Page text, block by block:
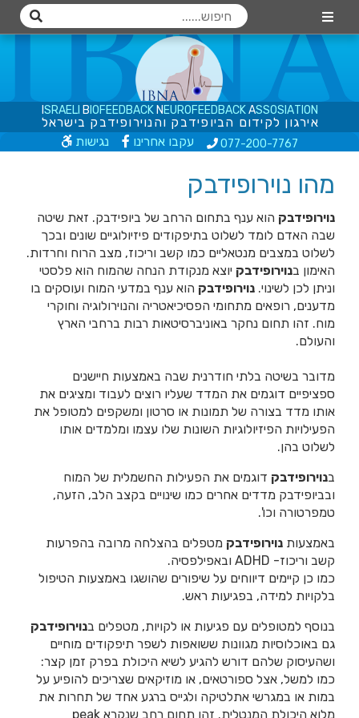
SRAELI B OFEEDBACK N EUROFEEDBACK ASSOS AT ON
אירגון לקידום הביו פידב ק והנוירופידב ק בישראל
077-200-7767 עקבו אחרינו נגישות
מכון ביוקשב - טיפול בגרייה
חשמלית tDCS בדיכאון,
אוטיזם, דיסלקציה, PTSD ו
ADHD
מהו נוירופידבק
נוירופידבק הוא ענף בתחום הרחב של ביופידבק. זאת שיטה
שבה האדם לומד לשלוט בתיפקודים פיזיולוגיים שונים ובכך
לשלוט במצבים מנטאליים כמו קשב וריכוז, מצב הרוח וחרדות.
האימון בנוירופידבק יוצא מנקודת הנחה שהמוח הוא פלסטי
וניתן לכן לשינוי. נוירופידבק הוא ענף במדעי המוח ועוסקים בו
מדענים, רופאים מתחומי הפסיכיאטריה והנוירולוגיה וחוקרי
מוח. זהו תחום נחקר באוניברסיטאות רבות ברחבי הארץ
והעולם.
מדובר בשיטה בלתי חודרנית שבה באמצעות חיישנים
ספציפיים דוגמים את המדד שעליו רוצים לעבוד ומציגים את
אותו מדד בצורה של תמונות או סרטון ומשקפים למטופל את
הפעילויות הפיזיולוגיות השונות שלו עצמו ומלמדים אותו
לשלוט בהן.
בנוירופידבק דוגמים את הפעילות החשמלית של המוח
ובביופידבק מדדים אחרים כמו שינויים בקצב הלב, הזעה,
טמפרטורה וכו'.
באמצעות נוירופידבק מטפלים בהצלחה מרובה בהפרעות
קשב וריכוז- ADHD ובאפילפסיה.
כמו כן קיימים דיווחים על שיפורים שהושגו באמצעות הטיפול
בלקויות למידה, בפגיעות ראש.
בנוסף למטופלים עם פגיעות או לקויות, מטפלים בנוירופידבק
גם באוכלוסיות מגוונות ששואפות לשפר תיפקודים מוחיים
ושהעיסוק שלהם דורש להגיע לשיא היכולת בפרק זמן קצר:
כמו למשל, אצל ספורטאים, או מוזיקאים שצריכים להופיע על
במות או במגרשי אתלטיקה ולגייס ברגע אחד של תחרות את
מלוא היכולת המנטלית. זהו תחום רחב שנקרא peak